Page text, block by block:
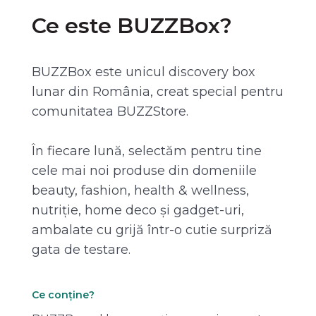
Ce este BUZZBox?
BUZZBox este unicul discovery box
lunar din România, creat special pentru
comunitatea BUZZStore.
În fiecare lună, selectăm pentru tine
cele mai noi produse din domeniile
beauty, fashion, health & wellness,
nutriție, home deco și gadget-uri,
ambalate cu grijă într-o cutie surpriză
gata de testare.
Ce conține?